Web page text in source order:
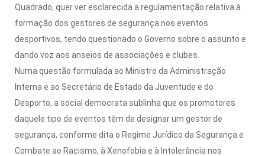
Quadrado, quer ver esclarecida a regulamentação relativa à
formação dos gestores de segurança nos eventos
desportivos, tendo questionado o Governo sobre o assunto e
dando voz aos anseios de associações e clubes.
Numa questão formulada ao Ministro da Administração
Interna e ao Secretário de Estado da Juventude e do
Desporto, a social democrata sublinha que os promotores
daquele tipo de eventos têm de designar um gestor de
segurança, conforme dita o Regime Jurídico da Segurança e
Combate ao Racismo, à Xenofobia e à Intolerância nos